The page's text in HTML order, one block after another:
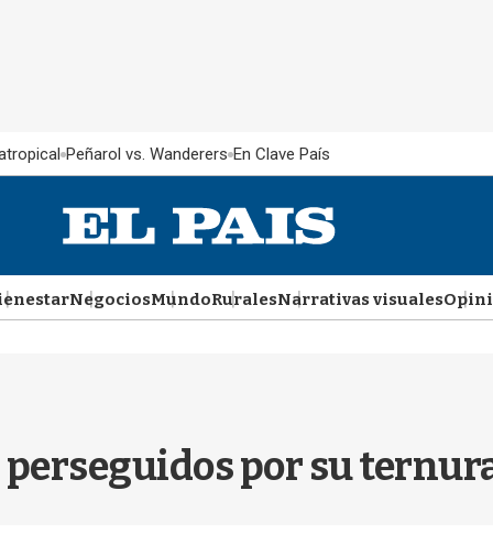
Peñarol vs. Wanderers En Clave País
NegociosMundoRuralesNarrativas visuales
por su